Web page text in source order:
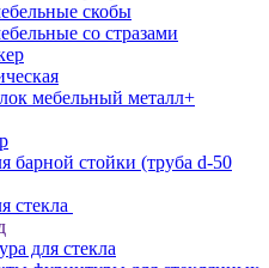
скобы
со стразами
мебельный металл+
барной стойки (труба d-50
стекла
для стекла